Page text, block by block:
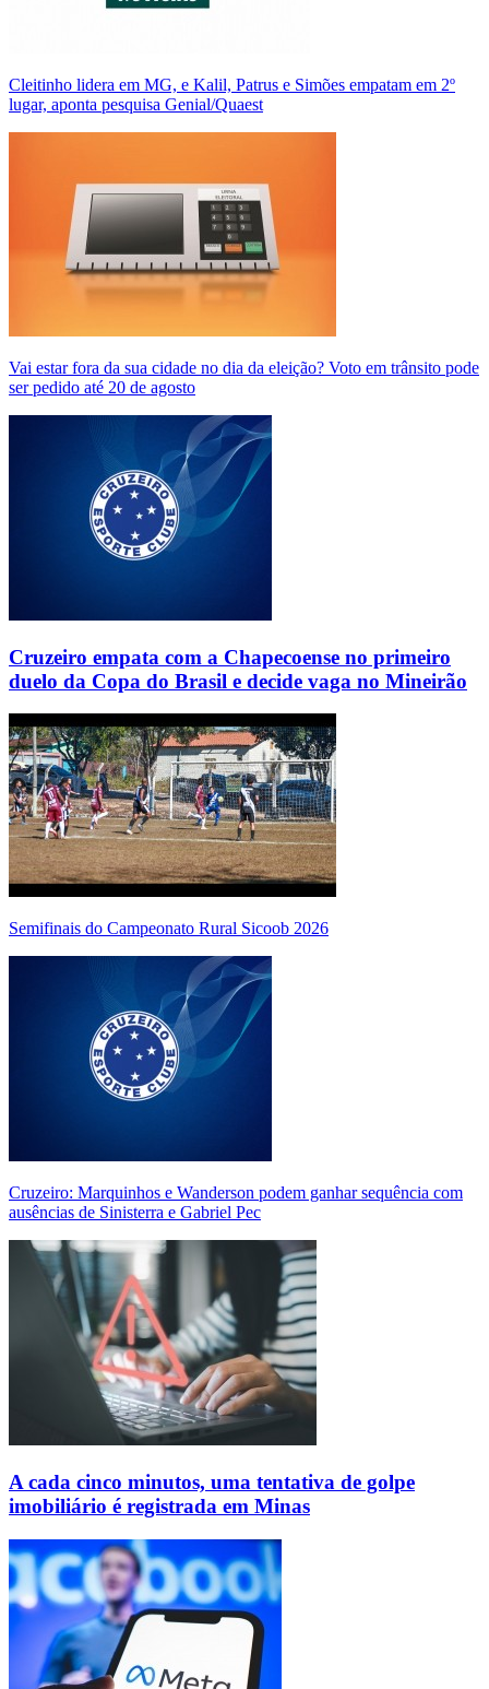
Cleitinho lidera em MG, e Kalil, Patrus e Simões empatam em 2º
lugar, aponta pesquisa Genial/Quaest
Vai estar fora da sua cidade no dia da eleição? Voto em trânsito pode
ser pedido até 20 de agosto
Cruzeiro empata com a Chapecoense no primeiro
duelo da Copa do Brasil e decide vaga no Mineirão
Semifinais do Campeonato Rural Sicoob 2026
Cruzeiro: Marquinhos e Wanderson podem ganhar sequência com
ausências de Sinisterra e Gabriel Pec
A cada cinco minutos, uma tentativa de golpe
imobiliário é registrada em Minas